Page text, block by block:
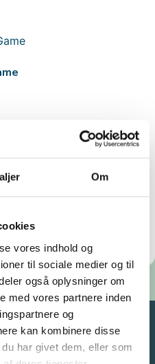
Om
vores indhold og
til sociale medier og til
også oplysninger om
med vores partnere inden
og
kan kombinere disse
har givet dem, eller som